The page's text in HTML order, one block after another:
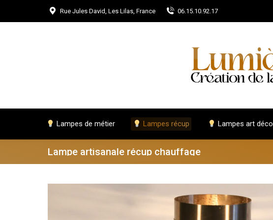
Rue Jules David, Les Lilas, France 06.15.10.92.17
Lampes de métier Lampes récup Lampes art déco
Lampe artisanale récup chauffage